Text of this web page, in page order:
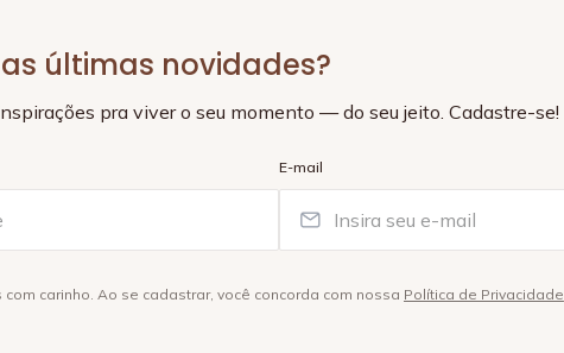
últimas novidades?
pra viver o seu momento — do seu jeito. Cadastre-se!
E-mail
carinho. Ao se cadastrar, você concorda com nossa Política de Privacidade